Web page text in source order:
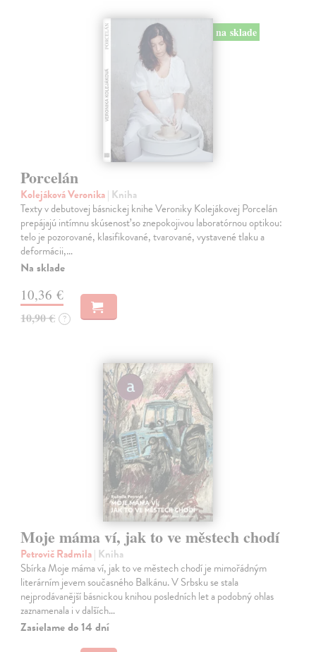
na sklade
Porcelán
Kolejáková Veronika| Kniha
Texty v debutovej básnickej knihe Veroniky Kolejákovej Porcelán
prepájajú intímnu skúsenosť so znepokojivou laboratórnou optikou:
telo je pozorované, klasifikované, tvarované, vystavené tlaku a
deformácii,…
Na sklade
10,36 €
10,90 € ?
Moje máma ví, jak to ve městech chodí
Petrovič Radmila| Kniha
Sbírka Moje máma ví, jak to ve městech chodí je mimořádným
literárním jevem současného Balkánu. V Srbsku se stala
nejprodávanější básnickou knihou posledních let a podobný ohlas
zaznamenala i v dalších…
Zasielame do 14 dní